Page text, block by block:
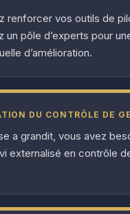
renforcer vos outils de
un pôle d’experts pour
d’amélioration.
DU CONTRÔLE DE
a grandit, vous avez
externalisé en contrôle